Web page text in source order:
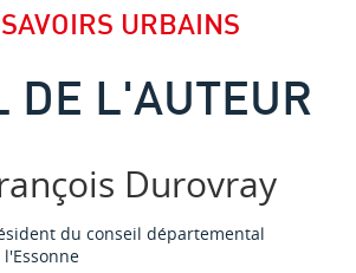
URBAINS
DE L'AUTEUR
Durovray
du conseil départemental
l'Essonne